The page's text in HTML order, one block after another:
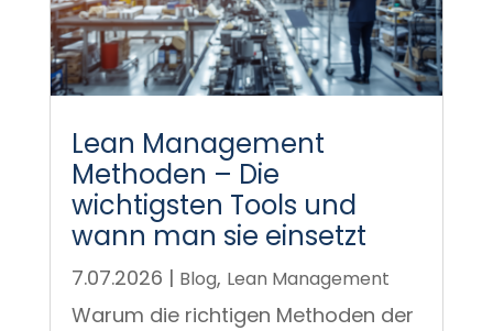
Lean Management
Methoden – Die
wichtigsten Tools und
wann man sie einsetzt
7.07.2026 | Blog, Lean Management
Warum die richtigen Methoden der